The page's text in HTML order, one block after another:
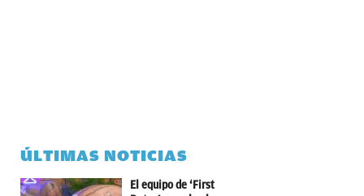
ÚLTIMAS NOTICIAS
El equipo de ‘First